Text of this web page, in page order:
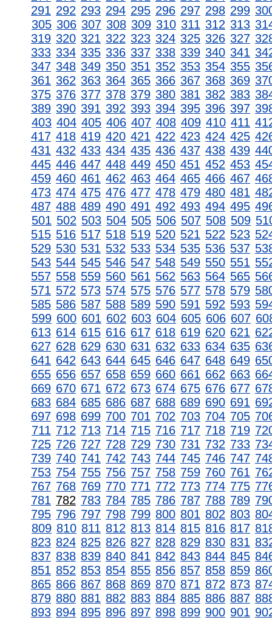
291 292 293 294 295 296 297 298 299
305 306 307 308 309 310 311 312 313
319 320 321 322 323 324 325 326 327
333 334 335 336 337 338 339 340 341
347 348 349 350 351 352 353 354 355
361 362 363 364 365 366 367 368 369
375 376 377 378 379 380 381 382 383
389 390 391 392 393 394 395 396 397
403 404 405 406 407 408 409 410 411
417 418 419 420 421 422 423 424 425
431 432 433 434 435 436 437 438 439
445 446 447 448 449 450 451 452 453
459 460 461 462 463 464 465 466 467
473 474 475 476 477 478 479 480 481
487 488 489 490 491 492 493 494 495
501 502 503 504 505 506 507 508 509
515 516 517 518 519 520 521 522 523
529 530 531 532 533 534 535 536 537
543 544 545 546 547 548 549 550 551
557 558 559 560 561 562 563 564 565
571 572 573 574 575 576 577 578 579
585 586 587 588 589 590 591 592 593
599 600 601 602 603 604 605 606 607
613 614 615 616 617 618 619 620 621
627 628 629 630 631 632 633 634 635
641 642 643 644 645 646 647 648 649
655 656 657 658 659 660 661 662 663
669 670 671 672 673 674 675 676 677
683 684 685 686 687 688 689 690 691
697 698 699 700 701 702 703 704 705
711 712 713 714 715 716 717 718 719
725 726 727 728 729 730 731 732 733
739 740 741 742 743 744 745 746 747
753 754 755 756 757 758 759 760 761
767 768 769 770 771 772 773 774 775
781 782 783 784 785 786 787 788 789
795 796 797 798 799 800 801 802 803
809 810 811 812 813 814 815 816 817
823 824 825 826 827 828 829 830 831
837 838 839 840 841 842 843 844 845
851 852 853 854 855 856 857 858 859
865 866 867 868 869 870 871 872 873
879 880 881 882 883 884 885 886 887
893 894 895 896 897 898 899 900 901